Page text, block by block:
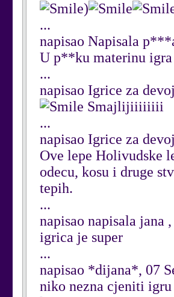
)
...
napisao Napisala
U p**ku materinu igra
...
napisao Igrice za
Smajlijiiiiiiii
...
napisao Igrice za
Ove lepe Holivudske
odecu, kosu i druge
tepih.
...
napisao napisala jana
igrica je super
...
napisao *dijana*, 07
niko nezna cjeniti